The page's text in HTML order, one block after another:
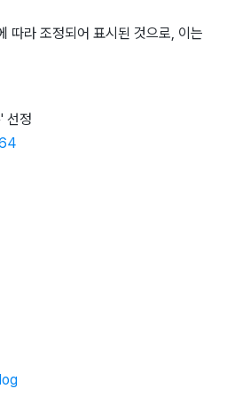
라 조정되어 표시된 것으로, 이는
선정